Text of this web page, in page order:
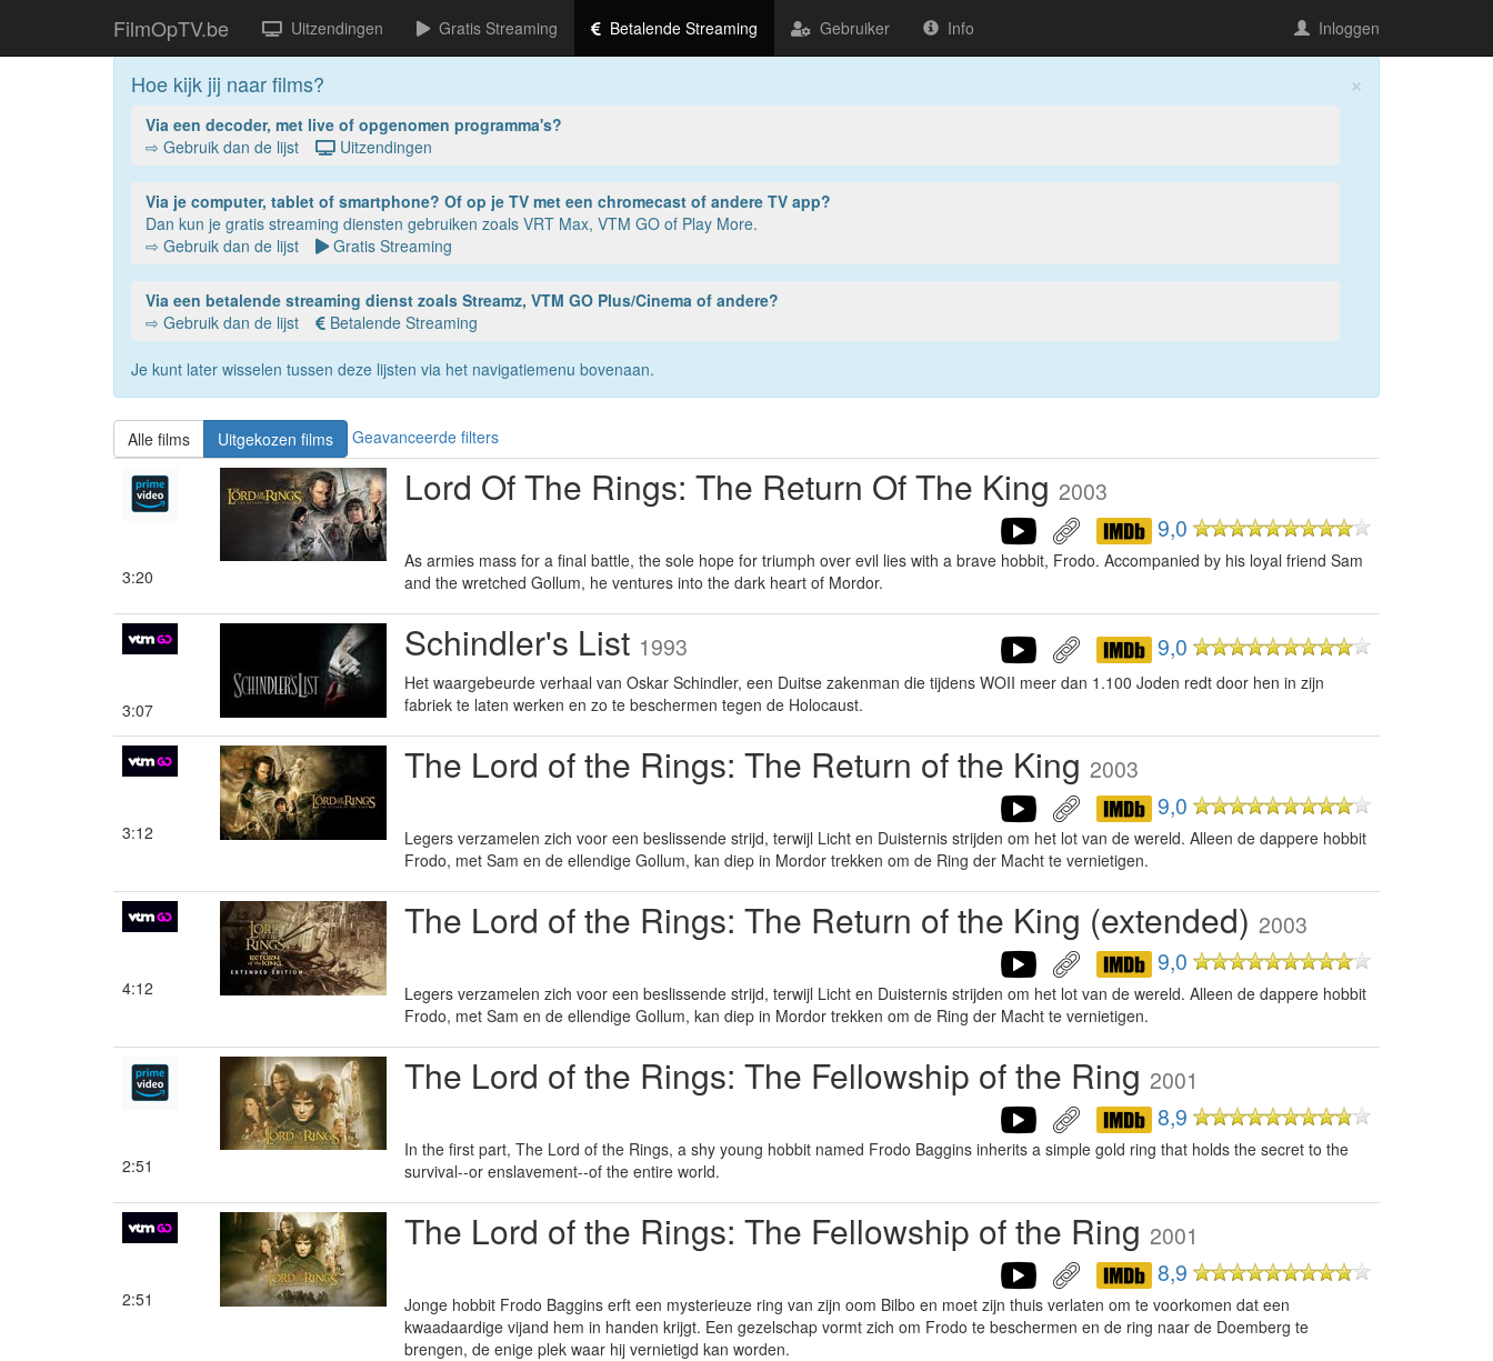
FilmOpTV.be Uitzendingen Gratis Streaming Betalende Streaming Gebruiker Info Inloggen
×
Hoe kijk jij naar films?
Via een decoder, met live of opgenomen programma's?
⇨ Gebruik dan de lijst
Uitzendingen
Via je computer, tablet of smartphone? Of op je TV met een chromecast of andere TV app?
Dan kun je gratis streaming diensten gebruiken zoals VRT Max, VTM GO of Play More.
⇨ Gebruik dan de lijst
Gratis Streaming
Via een betalende streaming dienst zoals Streamz, VTM GO Plus/Cinema of andere?
⇨ Gebruik dan de lijst
Betalende Streaming
Je kunt later wisselen tussen deze lijsten via het navigatiemenu bovenaan.
Alle films Uitgekozen films Geavanceerde filters
3:20
Lord Of The Rings: The Return Of The King 2003
9,0
As armies mass for a final battle, the sole hope for triumph over evil lies with a brave hobbit, Frodo. Accompanied by his loyal friend Sam
and the wretched Gollum, he ventures into the dark heart of Mordor.
3:07
Schindler's List 1993 9,0
Het waargebeurde verhaal van Oskar Schindler, een Duitse zakenman die tijdens WOII meer dan 1.100 Joden redt door hen in zijn
fabriek te laten werken en zo te beschermen tegen de Holocaust.
3:12
The Lord of the Rings: The Return of the King 2003
9,0
Legers verzamelen zich voor een beslissende strijd, terwijl Licht en Duisternis strijden om het lot van de wereld. Alleen de dappere hobbit
Frodo, met Sam en de ellendige Gollum, kan diep in Mordor trekken om de Ring der Macht te vernietigen.
4:12
The Lord of the Rings: The Return of the King (extended) 2003
9,0
Legers verzamelen zich voor een beslissende strijd, terwijl Licht en Duisternis strijden om het lot van de wereld. Alleen de dappere hobbit
Frodo, met Sam en de ellendige Gollum, kan diep in Mordor trekken om de Ring der Macht te vernietigen.
2:51
The Lord of the Rings: The Fellowship of the Ring 2001
8,9
In the first part, The Lord of the Rings, a shy young hobbit named Frodo Baggins inherits a simple gold ring that holds the secret to the
survival--or enslavement--of the entire world.
2:51
The Lord of the Rings: The Fellowship of the Ring 2001
8,9
Jonge hobbit Frodo Baggins erft een mysterieuze ring van zijn oom Bilbo en moet zijn thuis verlaten om te voorkomen dat een
kwaadaardige vijand hem in handen krijgt. Een gezelschap vormt zich om Frodo te beschermen en de ring naar de Doemberg te
brengen, de enige plek waar hij vernietigd kan worden.